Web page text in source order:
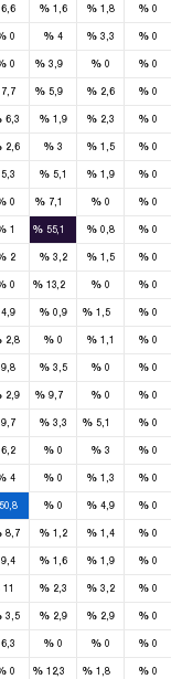
6,6 % 1,6 % 1,8 % 0
0 % 4 % 3,3 % 0
0 % 3,9 % 0 % 0
7,7 % 5,9 % 2,6 % 0
6,3 % 1,9 % 2,3 % 0
2,6 % 3 % 1,5 % 0
5,3 % 5,1 % 1,9 % 0
0 % 7,1 % 0 % 0
1 %55,1 % 0,8 % 0
2 % 3,2 % 1,5 % 0
0 %13,2 % 0 % 0
4,9 % 0,9 % 1,5 % 0
2,8 % 0 % 1,1 % 0
9,8 % 3,5 % 0 % 0
2,9 % 9,7 % 0 % 0
9,7 % 3,3 % 5,1 % 0
6,2 % 0 % 3 % 0
4 % 0 % 1,3 % 0
% 0 % 4,9 % 0
8,7 % 1,2 % 1,4 % 0
9,4 % 1,6 % 1,9 % 0
11 % 2,3 % 3,2 % 0
3,5 % 2,9 % 2,9 % 0
6,3 % 0 % 0 % 0
0 %12,3 % 1,8 % 0